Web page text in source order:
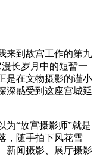
到故宫工作的第九
长岁月中的短暂一
是在文物摄影的谨小
深感受到这座宫城延
“故宫摄影师”就是
，随手拍下风花雪
新闻摄影、展厅摄影